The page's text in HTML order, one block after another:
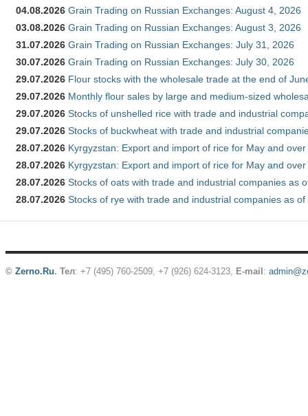
04.08.2026 Grain Trading on Russian Exchanges: August 4, 2026
03.08.2026 Grain Trading on Russian Exchanges: August 3, 2026
31.07.2026 Grain Trading on Russian Exchanges: July 31, 2026
30.07.2026 Grain Trading on Russian Exchanges: July 30, 2026
29.07.2026 Flour stocks with the wholesale trade at the end of
29.07.2026 Monthly flour sales by large and medium-sized
29.07.2026 Stocks of unshelled rice with trade and industrial
29.07.2026 Stocks of buckwheat with trade and industrial
28.07.2026 Kyrgyzstan: Export and import of rice for May and
28.07.2026 Kyrgyzstan: Export and import of rice for May and
28.07.2026 Stocks of oats with trade and industrial companies as
28.07.2026 Stocks of rye with trade and industrial companies as
© Zerno.Ru. Тел: +7 (495) 760-2509, +7 (926) 624-3123, E-mail :